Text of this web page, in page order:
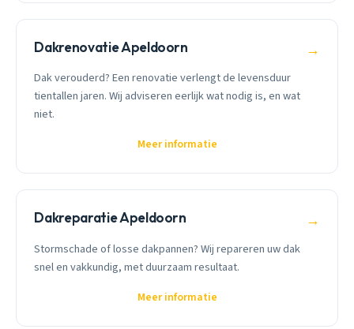
Dakrenovatie Apeldoorn →
Dak verouderd? Een renovatie verlengt de levensduur
tientallen jaren. Wij adviseren eerlijk wat nodig is, en wat
niet.
Meer informatie
Dakreparatie Apeldoorn →
Stormschade of losse dakpannen? Wij repareren uw dak
snel en vakkundig, met duurzaam resultaat.
Meer informatie